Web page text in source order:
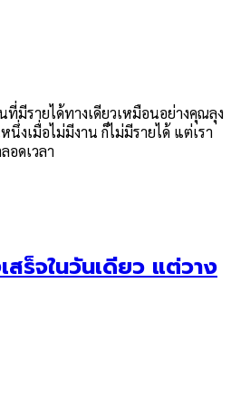
มีรายได้ทางเดียวเหมือนอย่างคุณลุง
งเมื่อไม่มีงาน ก็ไม่มีรายได้ แต่เรา
อดเวลา
สร็จในวันเดียว แต่วาง